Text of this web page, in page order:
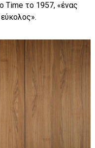
Time το 1957, «ένας